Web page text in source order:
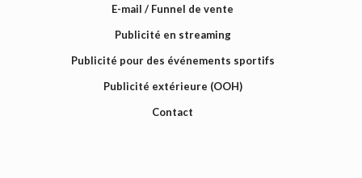
E-mail / Funnel de vente
Publicité en streaming
Publicité pour des événements sportifs
Publicité extérieure (OOH)
Contact